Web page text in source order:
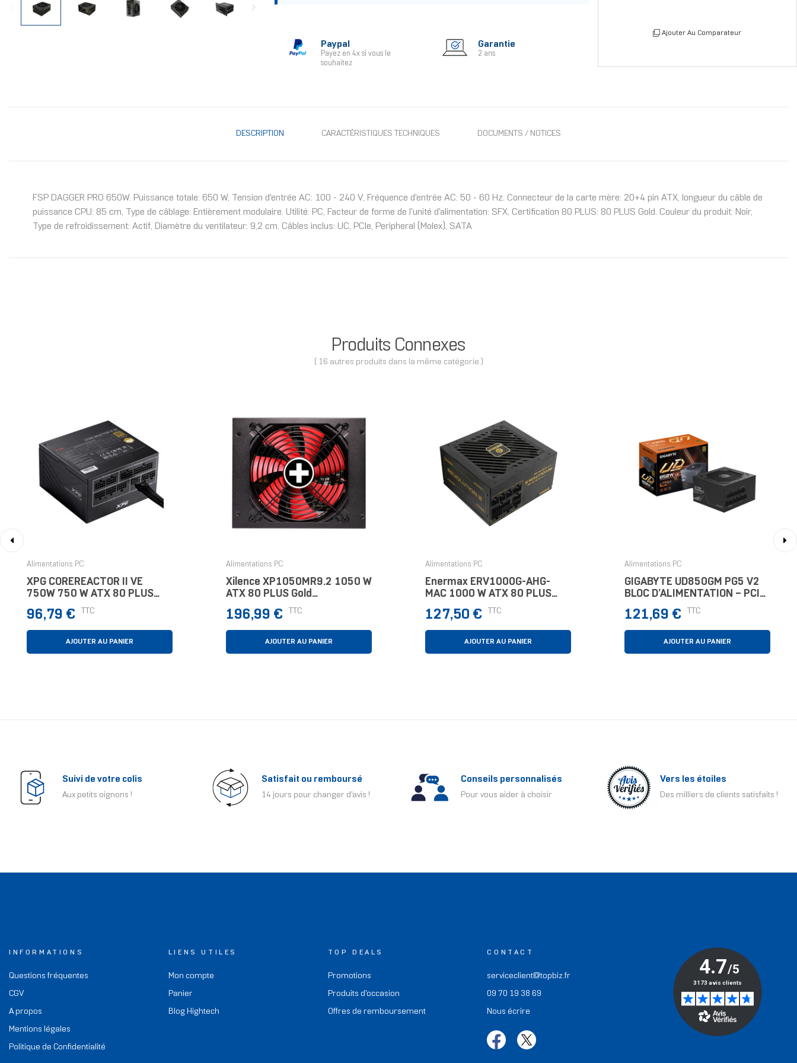
Paypal
Payez en 4x si vous le
souhaitez
Garantie
2 ans
Ajouter Au Comparateur
DESCRIPTION CARACTÉRISTIQUES TECHNIQUES DOCUMENTS / NOTICES
FSP DAGGER PRO 650W. Puissance totale: 650 W, Tension d'entrée AC: 100 - 240 V, Fréquence d'entrée AC: 50 - 60 Hz. Connecteur de la carte mère: 20+4 pin ATX, longueur du câble de
puissance CPU: 85 cm, Type de câblage: Entièrement modulaire. Utilité: PC, Facteur de forme de l'unité d'alimentation: SFX, Certification 80 PLUS: 80 PLUS Gold. Couleur du produit: Noir,
Type de refroidissement: Actif, Diamètre du ventilateur: 9,2 cm. Câbles inclus: UC, PCIe, Peripheral (Molex), SATA
Produits Connexes
( 16 autres produits dans la même catégorie )
Alimentations PC
XPG COREREACTOR II VE
750W 750 W ATX 80 PLUS
Gold Entièrement Modulaire
PC
Prix
96,79 € TTC
AJOUTER AU PANIER
Alimentations PC
Xilence XP1050MR9.2 1050 W
ATX 80 PLUS Gold
Entièrement Modulaire PC
Prix
196,99 € TTC
AJOUTER AU PANIER
Alimentations PC
Enermax ERV1000G-AHG-
MAC 1000 W ATX 80 PLUS
Gold Entièrement Modulaire
PC
Prix
127,50 € TTC
AJOUTER AU PANIER
Alimentations PC
GIGABYTE UD850GM PG5 V2
BLOC D’ALIMENTATION – PCIE
GEN 5.1, 80 PLUS GOLD,
CONCEPTION ENTIÈREMENT
MODULAIRE, VENTILATEUR
120 MM,
Prix
121,69 € TTC
AJOUTER AU PANIER
Suivi de votre colis
Aux petits oignons !
Satisfait ou remboursé
14 jours pour changer d'avis !
Conseils personnalisés
Pour vous aider à choisir
Vers les étoiles
Des milliers de clients satisfaits !
INFORMATIONS
Questions fréquentes
CGV
A propos
Mentions légales
Politique de Confidentialité
LIENS UTILES
Mon compte
Panier
Blog Hightech
TOP DEALS
Promotions
Produits d'occasion
Offres de remboursement
CONTACT
serviceclient@topbiz.fr
09 70 19 38 69
Nous écrire